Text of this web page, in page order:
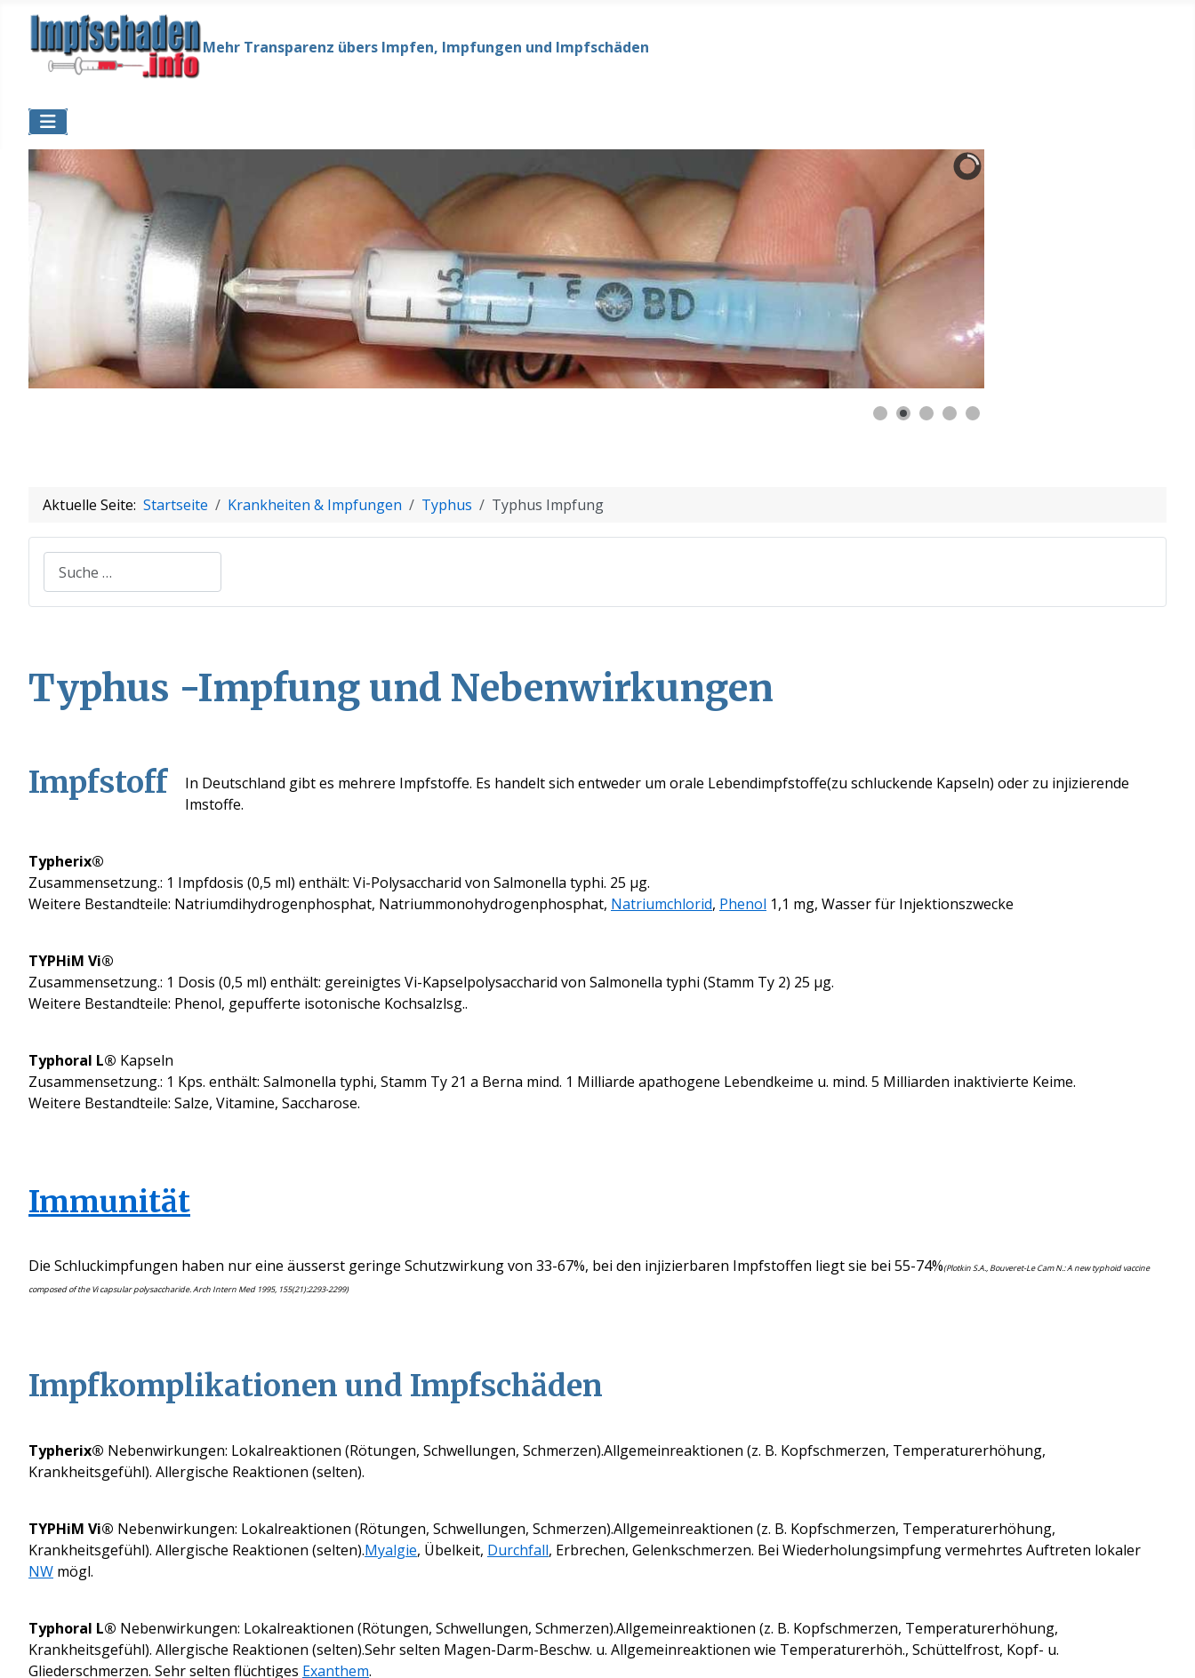
Mehr Transparenz übers Impfen, Impfungen und Impfschäden
Aktuelle Seite: Startseite Krankheiten & Impfungen Typhus Typhus Impfung
Typhus -Impfung und Nebenwirkungen
Impfstoff
In Deutschland gibt es mehrere Impfstoffe. Es handelt sich entweder um orale Lebendimpfstoffe(zu schluckende Kapseln) oder zu injizierende
Imstoffe.
Typherix®
Zusammensetzung.: 1 Impfdosis (0,5 ml) enthält: Vi-Polysaccharid von Salmonella typhi. 25 μg.
Weitere Bestandteile: Natriumdihydrogenphosphat, Natriummonohydrogenphosphat, Natriumchlorid, Phenol 1,1 mg, Wasser für Injektionszwecke
TYPHiM Vi®
Zusammensetzung.: 1 Dosis (0,5 ml) enthält: gereinigtes Vi-Kapselpolysaccharid von Salmonella typhi (Stamm Ty 2) 25 μg.
Weitere Bestandteile: Phenol, gepufferte isotonische Kochsalzlsg..
Typhoral L® Kapseln
Zusammensetzung.: 1 Kps. enthält: Salmonella typhi, Stamm Ty 21 a Berna mind. 1 Milliarde apathogene Lebendkeime u. mind. 5 Milliarden inaktivierte Keime.
Weitere Bestandteile: Salze, Vitamine, Saccharose.
Immunität
Die Schluckimpfungen haben nur eine äusserst geringe Schutzwirkung von 33-67%, bei den injizierbaren Impfstoffen liegt sie bei 55-74%(Plotkin S.A., Bouveret-Le Cam N.: A new typhoid vaccine
composed of the Vi capsular polysaccharide. Arch Intern Med 1995, 155(21):2293-2299)
Impfkomplikationen und Impfschäden
Typherix® Nebenwirkungen: Lokalreaktionen (Rötungen, Schwellungen, Schmerzen).Allgemeinreaktionen (z. B. Kopfschmerzen, Temperaturerhöhung,
Krankheitsgefühl). Allergische Reaktionen (selten).
TYPHiM Vi® Nebenwirkungen: Lokalreaktionen (Rötungen, Schwellungen, Schmerzen).Allgemeinreaktionen (z. B. Kopfschmerzen, Temperaturerhöhung,
Krankheitsgefühl). Allergische Reaktionen (selten).Myalgie, Übelkeit, Durchfall, Erbrechen, Gelenkschmerzen. Bei Wiederholungsimpfung vermehrtes Auftreten lokaler
NW mögl.
Typhoral L® Nebenwirkungen: Lokalreaktionen (Rötungen, Schwellungen, Schmerzen).Allgemeinreaktionen (z. B. Kopfschmerzen, Temperaturerhöhung,
Krankheitsgefühl). Allergische Reaktionen (selten).Sehr selten Magen-Darm-Beschw. u. Allgemeinreaktionen wie Temperaturerhöh., Schüttelfrost, Kopf- u.
Gliederschmerzen. Sehr selten flüchtiges Exanthem.